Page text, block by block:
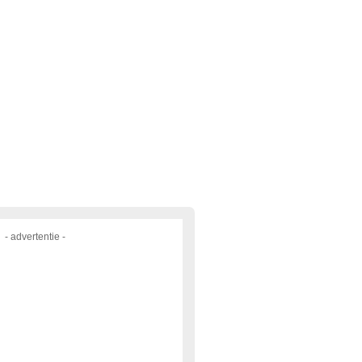
- advertentie -